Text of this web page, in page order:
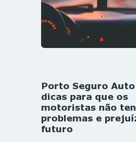
GESTORAS
HOMEST
HOME
Porto Seguro
dicas para que os
motoristas não
problemas e
futuro